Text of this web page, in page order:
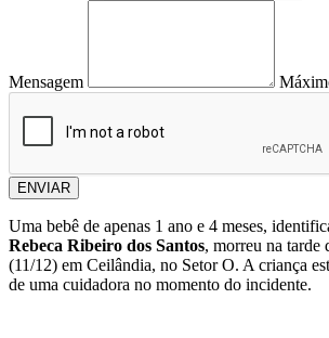
Mensagem
ENVIAR
Uma bebê de apenas 1 ano e 4 meses,
Rebeca Ribeiro dos Santos, morreu na tarde
(11/12) em Ceilândia, no Setor O. A criança
de uma cuidadora no momento do incidente.